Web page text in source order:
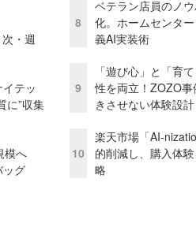
・週
テッ
に”収集
模へ
ッグ
8
ベテラン店員のノ
化。ホームセンタ
義AI実装術
9
「遊び心」と「育
性を両立！ZOZO
きさせない体験設計
10
楽天市場「AI-
的削減し、購入体
略